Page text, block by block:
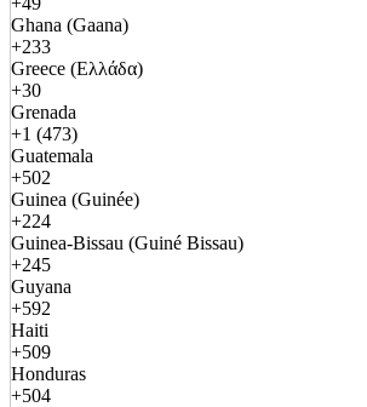
Ghana (Gaana)
+233
Greece (Ελλάδα)
+30
Grenada
+1 (473)
Guatemala
+502
Guinea (Guinée)
+224
Guinea-Bissau (Guiné Bissau)
+245
Guyana
+592
Haiti
+509
Honduras
+504